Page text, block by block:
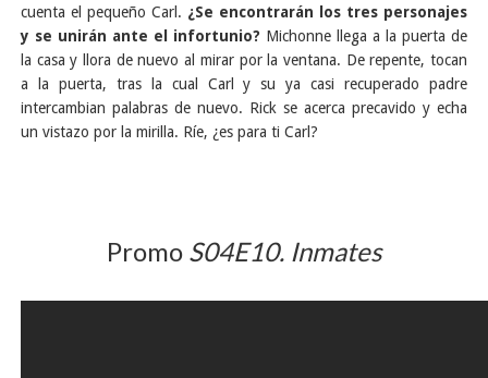
cuenta el pequeño Carl. ¿Se encontrarán los tres personajes
y se unirán ante el infortunio? Michonne llega a la puerta de
la casa y llora de nuevo al mirar por la ventana. De repente, tocan
a la puerta, tras la cual Carl y su ya casi recuperado padre
intercambian palabras de nuevo. Rick se acerca precavido y echa
un vistazo por la mirilla. Ríe, ¿es para ti Carl?
Promo S04E10. Inmates